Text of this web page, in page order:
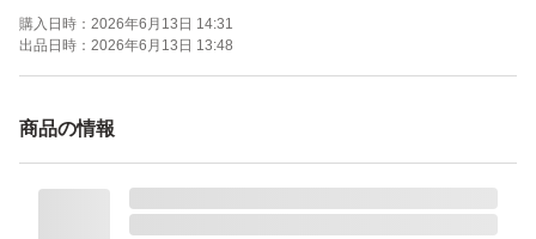
購入日時： 2026年6月13日 14:31
出品日時： 2026年6月13日 13:48
商品の情報